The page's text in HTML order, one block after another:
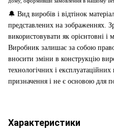
🔔 Вид виробів і відтінок
представлених на зображеннях.
використовувати як орієнтовні і
Виробник залишає за собою
вносити зміни в конструкцію
технологічних і
призначення і не є основою для
Характеристики